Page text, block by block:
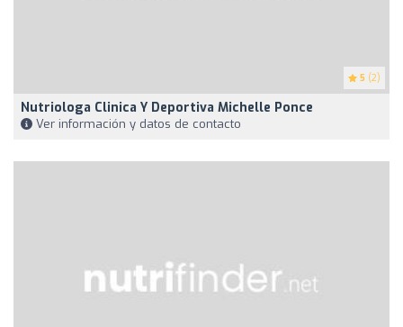
5 (2)
Nutriologa Clinica Y Deportiva Michelle Ponce
Ver información y datos de contacto